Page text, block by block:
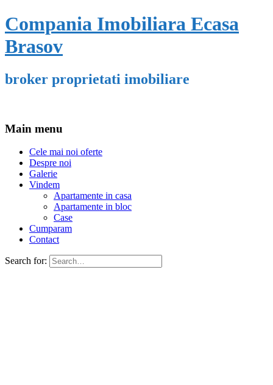
Compania Imobiliara Ecasa
Brasov
broker proprietati imobiliare
Main menu
Cele mai noi oferte
Despre noi
Galerie
Vindem
Apartamente in casa
Apartamente in bloc
Case
Cumparam
Contact
Search for: